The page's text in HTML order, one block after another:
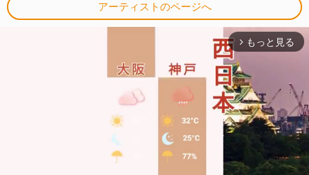
アーティストのページへ
arrow_forward_ios もっと見る